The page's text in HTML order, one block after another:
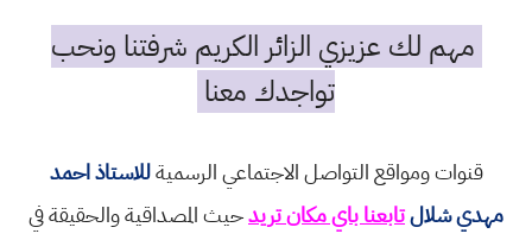
مهم لك عزيزي الزائر الكريم شرفتنا ونحب
تواجدك معنا
قنوات ومواقع التواصل الاجتماعي الرسميةللاستاذ احمد
مهدي شلالتابعنا باي مكان تريدحيث المصداقية والحقيقة في